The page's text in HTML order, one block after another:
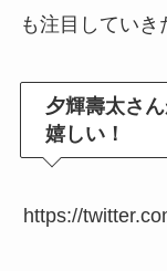
も注目していき
夕輝壽太さ
嬉しい！
https://